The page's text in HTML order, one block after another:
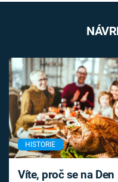
HISTORIE
Víte, proč se na Den